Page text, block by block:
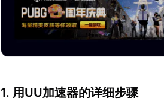
1. 用UU加速器的详细步骤